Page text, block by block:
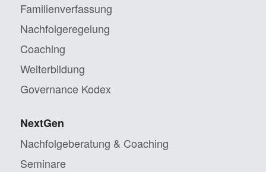
Familienverfassung
Nachfolgeregelung
Coaching
Weiterbildung
Governance Kodex
NextGen
Nachfolgeberatung & Coaching
Seminare